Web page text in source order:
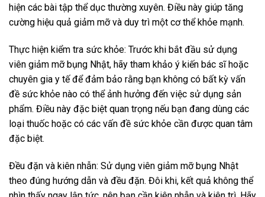
hiện các bài tập thể dục thường xuyên. Điều này giúp tăng
cường hiệu quả giảm mỡ và duy trì một cơ thể khỏe mạnh.
Thực hiện kiểm tra sức khỏe: Trước khi bắt đầu sử dụng
viên giảm mỡ bụng Nhật, hãy tham khảo ý kiến bác sĩ hoặc
chuyên gia y tế để đảm bảo rằng bạn không có bất kỳ vấn
đề sức khỏe nào có thể ảnh hưởng đến việc sử dụng sản
phẩm. Điều này đặc biệt quan trọng nếu bạn đang dùng các
loại thuốc hoặc có các vấn đề sức khỏe cần được quan tâm
đặc biệt.
Đều đặn và kiên nhẫn: Sử dụng viên giảm mỡ bụng Nhật
theo đúng hướng dẫn và đều đặn. Đôi khi, kết quả không thể